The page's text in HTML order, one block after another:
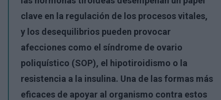
clave en la regulación de los procesos vitales,
y los desequilibrios pueden provocar
afecciones como el síndrome de ovario
poliquístico (SOP), el hipotiroidismo o la
resistencia a la insulina. Una de las formas más
eficaces de apoyar al organismo contra estos